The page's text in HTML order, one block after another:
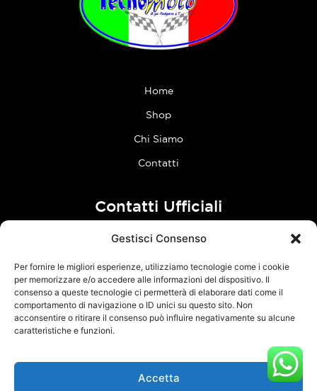
Gestisci Consenso
Per fornire le migliori esperienze, utilizziamo tecnologie come i cookie
per memorizzare e/o accedere alle informazioni del dispositivo. Il
consenso a queste tecnologie ci permetterà di elaborare dati come il
comportamento di navigazione o ID unici su questo sito. Non
acconsentire o ritirare il consenso può influire negativamente su alcune
caratteristiche e funzioni.
Accetta
Home
Shop
Chi Siamo
Contatti
Contatti Ufficiali
Follow Us
F
I
TCM Racing s.r.l.s. – Via Acque Alte, snc – 04100 Latina – P.Iva